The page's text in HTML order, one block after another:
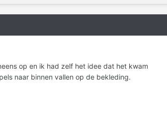
op en ik had zelf het idee dat het kwam
naar binnen vallen op de bekleding.